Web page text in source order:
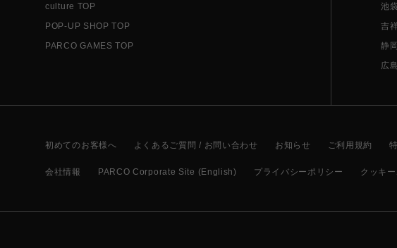
culture TOP
POP-UP SHOP TOP
PARCO GAMES TOP
池
吉
静
広
初めてのお客様へ よくあるご質問 / お問い合わせ お知らせ ご利用規約
会社情報 PARCO Corporate Site (English) プライバシーポリシー クッキ